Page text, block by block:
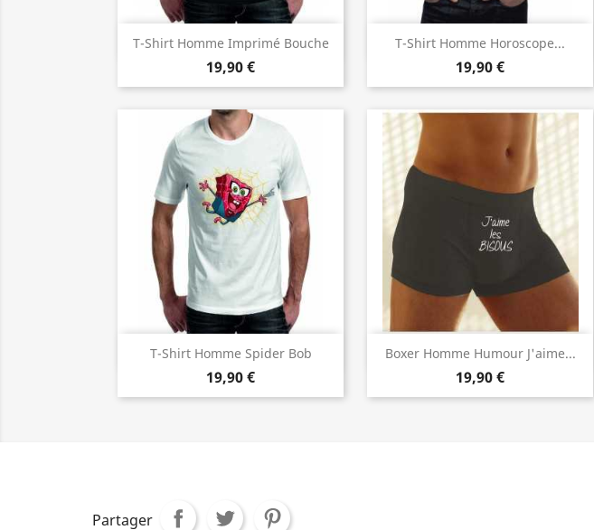
T-Shirt Homme Imprimé Bouche
19,90 €
Aperçu rapide T-Shirt Homme Horoscope...
19,90 €
Aperçu rapide
T-Shirt Homme Spider Bob
19,90 €
 Aperçu rapide Boxer Homme Humour J'aime...
19,90 €
Aperçu rapide
Partager